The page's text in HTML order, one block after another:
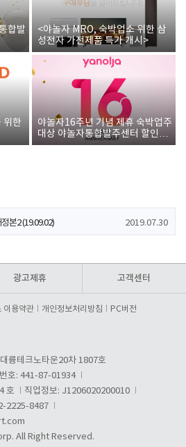
합발
<야놀자 MRO, 숙박업소 위한 삼
성전자 가전제품 특가 개시>
위한
야놀자16주년 기념 제휴 숙박업주
대상 야놀자통합발주센터 할인쿠
폰 증정
1 (19.09.02)
본2 (19.09.02) 2019.07.30
광고제휴 고객센터
이용약관 개인정보처리방침 PC버전
륭테크노타운20차 1807호
호: 441-87-01934
호
직업정보: J1206020200010
2225-8487
All Right Reserved.